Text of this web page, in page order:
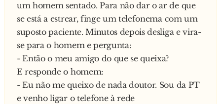
um homem sentado. Para não dar o ar de que
se está a estrear, finge um telefonema com um
suposto paciente. Minutos depois desliga e vira-
se para o homem e pergunta:
- Então o meu amigo do que se queixa?
E responde o homem:
- Eu não me queixo de nada doutor. Sou da PT
e venho ligar o telefone à rede